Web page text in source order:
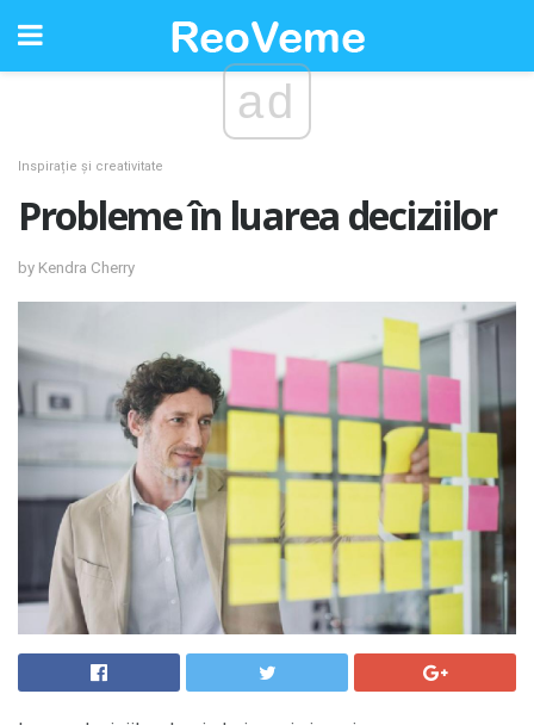
ad
Inspirație și creativitate
Probleme în luarea deciziilor
by Kendra Cherry